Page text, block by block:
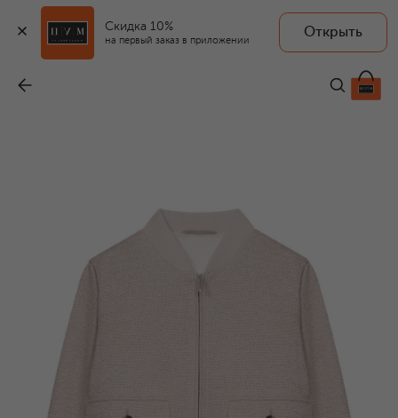
Скидка 10%
на первый заказ в приложении
Открыть
466 000 ₽